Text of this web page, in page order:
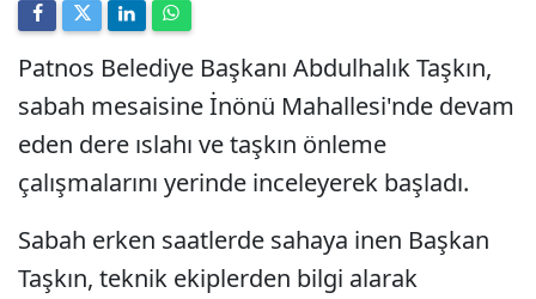
Patnos Belediye Başkanı Abdulhalık Taşkın,
sabah mesaisine İnönü Mahallesi'nde devam
eden dere ıslahı ve taşkın önleme
çalışmalarını yerinde inceleyerek başladı.
Sabah erken saatlerde sahaya inen Başkan
Taşkın, teknik ekiplerden bilgi alarak